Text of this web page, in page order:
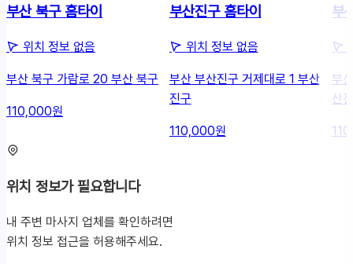
부산 북구 홈타이
위치 정보 없음
부산 북구 가람로 20 부산 북구
110,000원
부산진구 홈타이
위치 정보 없음
부산 부산진구 거제대로 1 부산
진구
110,000원
부
부
산
위치 정보가 필요합니다
내 주변 마사지 업체를 확인하려면
위치 정보 접근을 허용해주세요.